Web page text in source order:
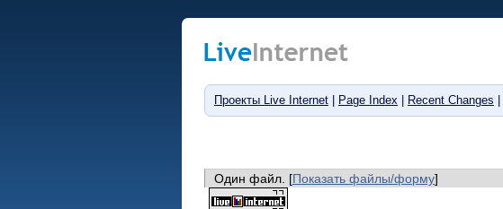
Проекты Live Internet Page Index Recent Changes
Один файл. [Показать файлы/форму]